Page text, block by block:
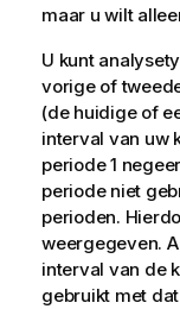
maar u wilt
U kunt
vorige of
(de huidige of
interval van uw
periode 1
periode niet
perioden.
weergegeven.
interval van de
gebruikt met